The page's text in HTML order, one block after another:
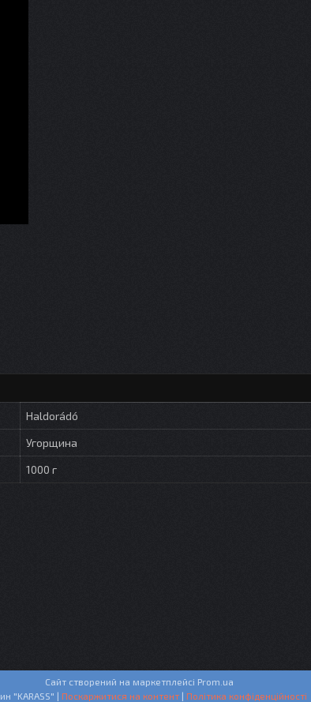
Haldorádó
Угорщина
1000 г
Сайт створений на маркетплейсі Prom.ua
Магазин "KARASS" | Поскаржитися на контент | Політика конфіденційності